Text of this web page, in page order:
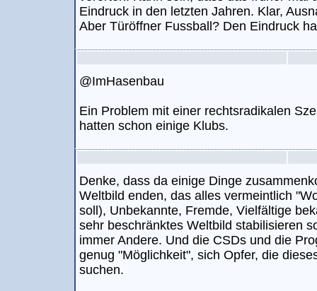
Eindruck in den letzten Jahren. Klar,
Aber Türöffner Fussball? Den Eindruck
@ImHasenbau
Ein Problem mit einer rechtsradikalen
hatten schon einige Klubs.
Denke, dass da einige Dinge
Weltbild enden, das alles vermeintlich
soll), Unbekannte, Fremde, Vielfältige
sehr beschränktes Weltbild stabilisieren
immer Andere. Und die CSDs und die
genug "Möglichkeit", sich Opfer, die
suchen.